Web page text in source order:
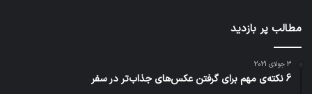
مطالب پر بازدید
3 جولای 2021
6 نکته‌ی مهم برای گرفتن عکس‌های جذاب‌تر در سفر